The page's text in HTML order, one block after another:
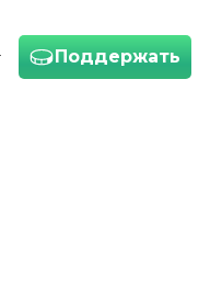
Поддержать